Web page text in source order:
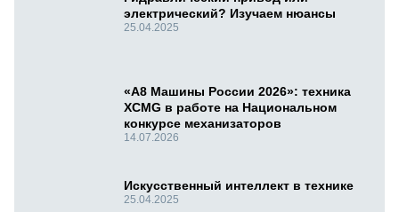
электрический? Изучаем нюансы
25.04.2025
«А8 Машины России 2026»: техника
XCMG в работе на Национальном
конкурсе механизаторов
14.07.2026
Искусственный интеллект в технике
25.04.2025